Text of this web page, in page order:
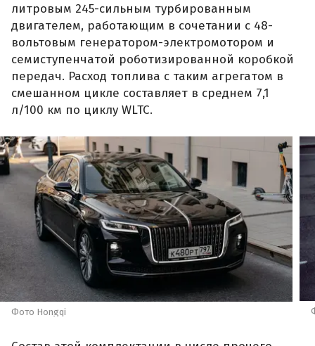
литровым 245-сильным турбированным
двигателем, работающим в сочетании с 48-
вольтовым генератором-электромотором и
семиступенчатой роботизированной коробкой
передач. Расход топлива с таким агрегатом в
смешанном цикле составляет в среднем 7,1
л/100 км по циклу WLTC.
Фото Hongqi